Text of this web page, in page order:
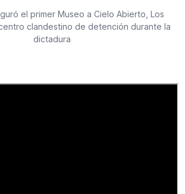
el primer Museo a Cielo Abierto, Los
clandestino de detención durante la
dictadura